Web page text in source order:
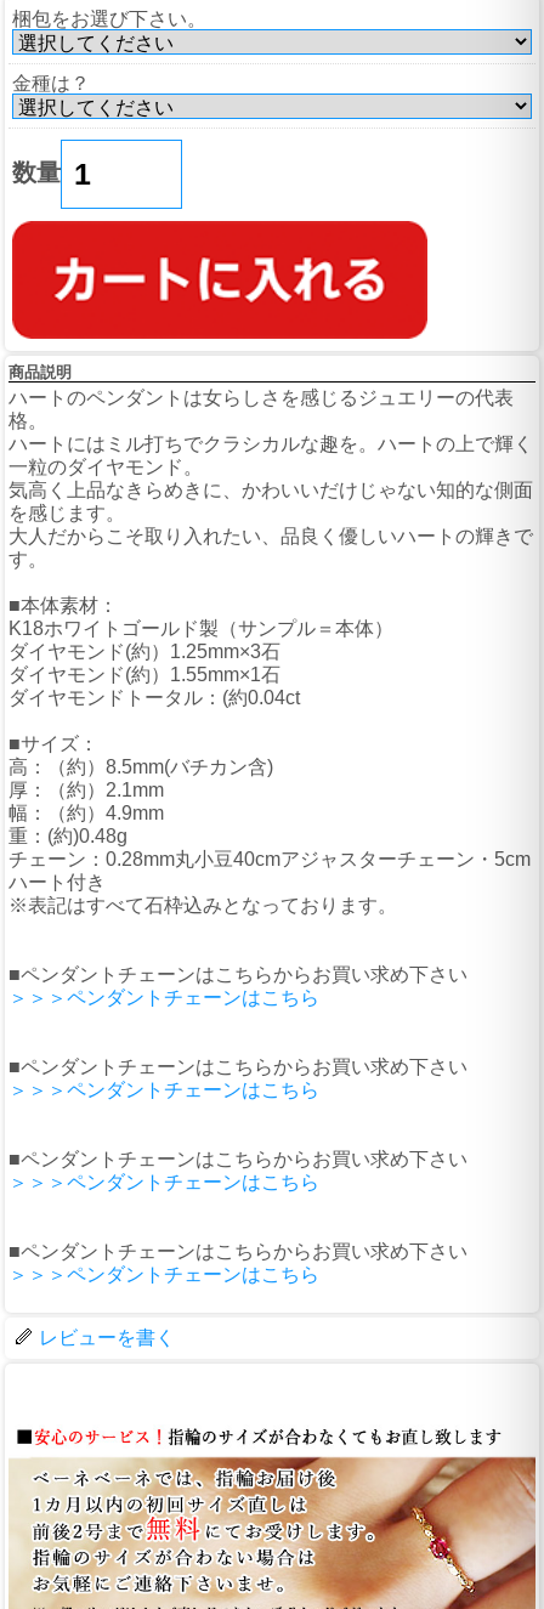
梱包をお選び下さい。
金種は？
数量
商品説明
ハートのペンダントは女らしさを感じるジュエリーの代表
格。
ハートにはミル打ちでクラシカルな趣を。ハートの上で輝く
一粒のダイヤモンド。
気高く上品なきらめきに、かわいいだけじゃない知的な側面
を感じます。
大人だからこそ取り入れたい、品良く優しいハートの輝きで
す。
■本体素材：
K18ホワイトゴールド製（サンプル＝本体）
ダイヤモンド(約）1.25mm×3石
ダイヤモンド(約）1.55mm×1石
ダイヤモンドトータル：(約0.04ct
■サイズ：
高：（約）8.5mm(バチカン含)
厚：（約）2.1mm
幅：（約）4.9mm
重：(約)0.48g
チェーン：0.28mm丸小豆40cmアジャスターチェーン・5cm
ハート付き
※表記はすべて石枠込みとなっております。
■ペンダントチェーンはこちらからお買い求め下さい
＞＞＞ペンダントチェーンはこちら
■ペンダントチェーンはこちらからお買い求め下さい
＞＞＞ペンダントチェーンはこちら
■ペンダントチェーンはこちらからお買い求め下さい
＞＞＞ペンダントチェーンはこちら
■ペンダントチェーンはこちらからお買い求め下さい
＞＞＞ペンダントチェーンはこちら
レビューを書く